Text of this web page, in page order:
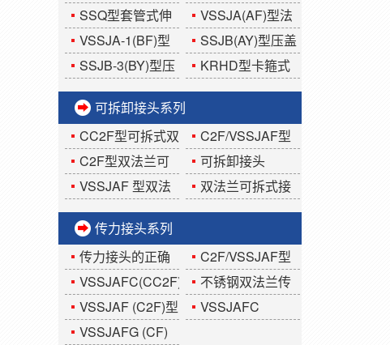
使用安装说明
双法兰限位伸缩接
头
SSQ型套管式伸
缩器
VSSJA(AF)型法
兰式松套伸缩接头
VSSJA-1(BF)型
单法兰限位伸缩接
头
SSJB(AY)型压盖
式伸缩接头
SSJB-3(BY)型压
盖式限位伸缩接头
KRHD型卡箍式
柔性伸缩接头
可拆卸接头系列
CC2F型可拆式双
法兰传力接头
C2F/VSSJAF型
球墨铸铁可拆卸接
头
C2F型双法兰可
拆式接头
可拆卸接头
VSSJAF 型双法
兰可拆卸传力接头
双法兰可拆式接
头
传力接头系列
传力接头的正确
用法?你知道吗?
C2F/VSSJAF型
双法兰传力接头
VSSJAFC(CC2F)
型可拆式双法兰传
力接头
不锈钢双法兰传
力接头
VSSJAF (C2F)型
双法兰传力接头
VSSJAFC
VSSJAFG (CF)